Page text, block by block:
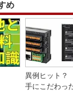
め
異例ヒット？
手にこだわっ